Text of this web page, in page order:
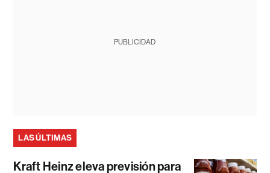
PUBLICIDAD
LAS ÚLTIMAS
Kraft Heinz eleva previsión para